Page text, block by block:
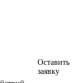
Оставить
заявку